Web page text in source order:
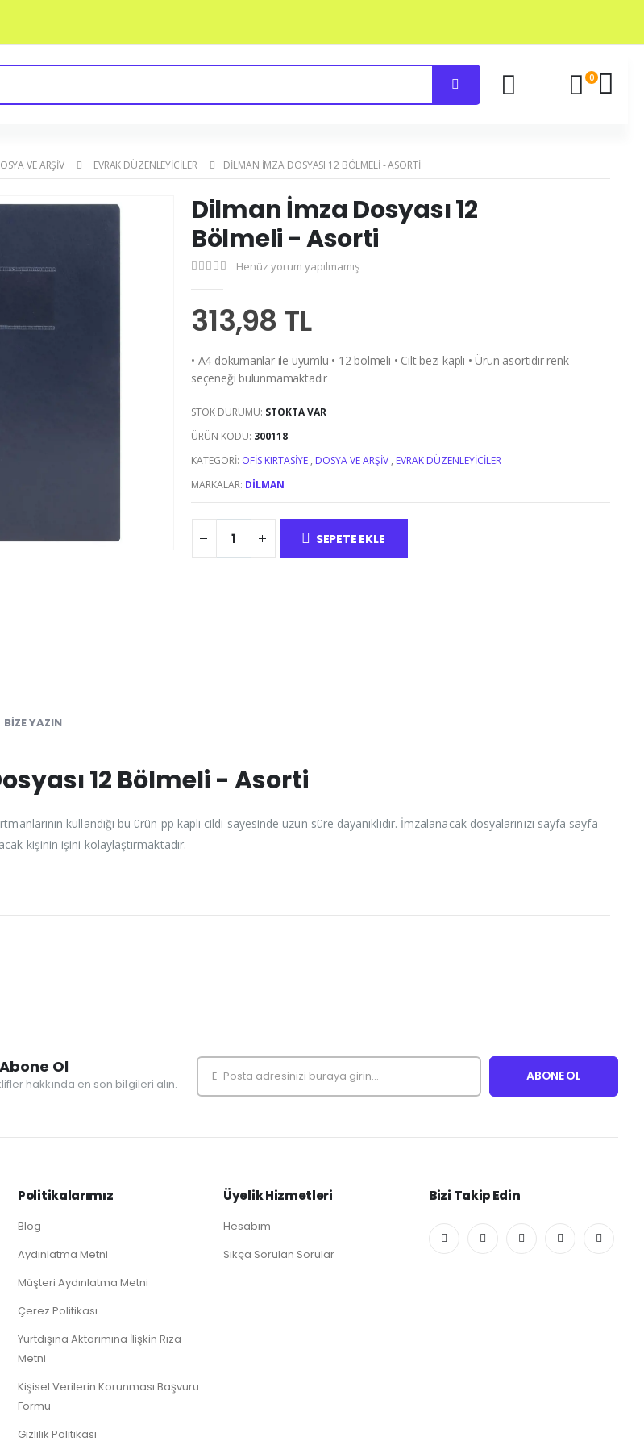
0
VE ARŞIV EVRAK DÜZENLEYICILER DILMAN İMZA DOSYASI 12 BÖLMELI - ASORTI
Dilman İmza Dosyası 12
Bölmeli - Asorti
Henüz yorum yapılmamış
313,98 TL
• A4 dökümanlar ile uyumlu • 12 bölmeli • Cilt bezi kaplı • Ürün asortidir renk
seçeneği bulunmamaktadır
STOK DURUMU: STOKTA VAR
ÜRÜN KODU: 300118
KATEGORI: OFIS KIRTASIYE , DOSYA VE ARŞIV , EVRAK DÜZENLEYICILER
MARKALAR: DILMAN
SEPETE EKLE
BIZE YAZIN
12 Bölmeli - Asorti
kullandığı bu ürün pp kaplı cildi sayesinde uzun süre dayanıklıdır. İmzalanacak dosyalarınızı sayfa sayfa
kişinin işini kolaylaştırmaktadır.
Ol
hakkında en son bilgileri alın.
Politikalarımız
Blog
Aydınlatma Metni
Müşteri Aydınlatma Metni
Çerez Politikası
Yurtdışına Aktarımına İlişkin Rıza
Metni
Kişisel Verilerin Korunması Başvuru
Formu
Gizlilik Politikası
Üyelik Hizmetleri
Hesabım
Sıkça Sorulan Sorular
Bizi Takip Edin